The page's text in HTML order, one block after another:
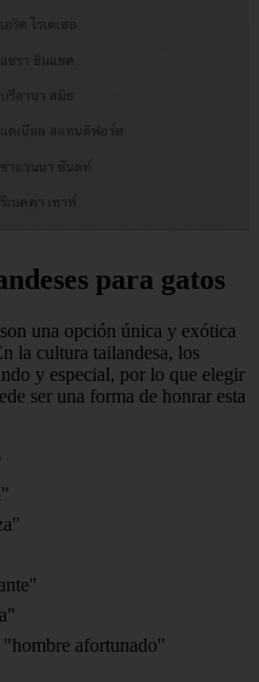
para gatos
una opción única y exótica
la cultura tailandesa, los
y especial, por lo que elegir
ser una forma de honrar esta
afortunado"